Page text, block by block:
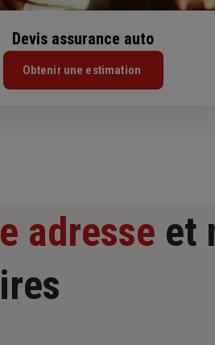
Devis assurance auto
Obtenir une estimation
adresse et